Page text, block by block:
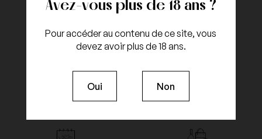
Avez-vous plus de 18 ans ?
Pour accéder au contenu de ce site, vous
devez avoir plus de 18 ans.
Oui Non
Waterford
Irelande
Bouteille 70cl
50%